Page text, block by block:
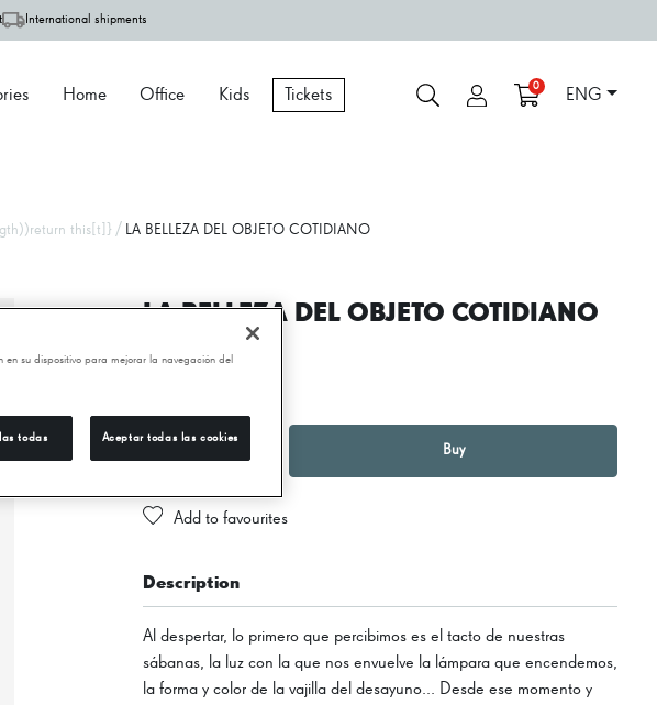
International shipments
Home Office Kids Tickets
0
ENG
this[t]} / LA BELLEZA DEL OBJETO COTIDIANO
LA BELLEZA DEL OBJETO COTIDIANO
14,90 €
Buy
Add to favourites
Description
Al despertar, lo primero que percibimos es el tacto de nuestras
sábanas, la luz con la que nos envuelve la lámpara que encendemos,
la forma y color de la vajilla del desayuno... Desde ese momento y
su dispositivo para mejorar la navegación del
todas Aceptar todas las cookies